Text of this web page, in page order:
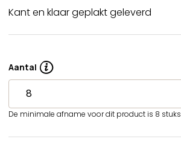
Kant en klaar geplakt geleverd
Aantal
De minimale afname voor dit product is 8 stuks